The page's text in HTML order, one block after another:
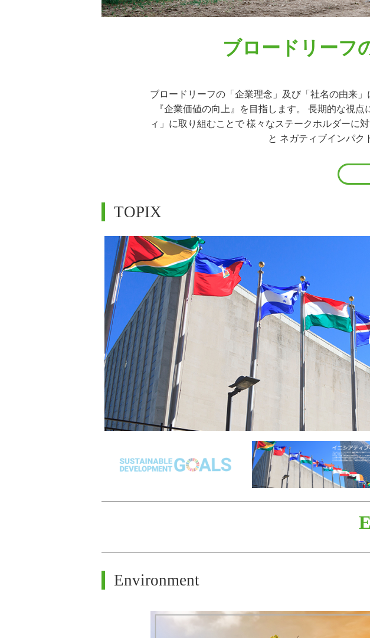
ブロードリーフ
ブロードリーフの「企業理念」及び「社名の由来
『企業価値の向上』を目指します。 長期的な視
ィ」に取り組むことで 様々なステークホルダーに
と ネガティブインパク
TOPIX
Environment